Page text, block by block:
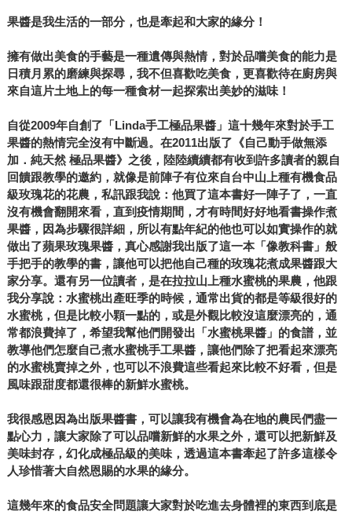
果醬是我生活的一部分，也是牽起和大家的緣分！
擁有做出美食的手藝是一種遺傳與熱情，對於品嚐美食的能力是
日積月累的磨練與探尋，我不但喜歡吃美食，更喜歡待在廚房與
來自這片土地上的每一種食材一起探索出美妙的滋味！
自從2009年自創了「Linda手工極品果醬」這十幾年來對於手工
果醬的熱情完全沒有中斷過。在2011出版了《自己動手做無添
加．純天然 極品果醬》之後，陸陸續續都有收到許多讀者的親自
回饋跟教學的邀約，就像是前陣子有位來自台中山上種有機食品
級玫瑰花的花農，私訊跟我說：他買了這本書好一陣子了，一直
沒有機會翻開來看，直到疫情期間，才有時間好好地看書操作煮
果醬，因為步驟很詳細，所以有點年紀的他也可以如實操作的就
做出了蘋果玫瑰果醬，真心感謝我出版了這一本「像教科書」般
手把手的教學的書，讓他可以把他自己種的玫瑰花煮成果醬跟大
家分享。還有另一位讀者，是在拉拉山上種水蜜桃的果農，他跟
我分享說：水蜜桃出產旺季的時候，通常出貨的都是等級很好的
水蜜桃，但是比較小顆一點的，或是外觀比較沒這麼漂亮的，通
常都浪費掉了，希望我幫他們開發出「水蜜桃果醬」的食譜，並
教導他們怎麼自己煮水蜜桃手工果醬，讓他們除了把看起來漂亮
的水蜜桃賣掉之外，也可以不浪費這些看起來比較不好看，但是
風味跟甜度都還很棒的新鮮水蜜桃。
我很感恩因為出版果醬書，可以讓我有機會為在地的農民們盡一
點心力，讓大家除了可以品嚐新鮮的水果之外，還可以把新鮮及
美味封存，幻化成極品級的美味，透過這本書牽起了許多這樣令
人珍惜著大自然恩賜的水果的緣分。
這幾年來的食品安全問題讓大家對於吃進去身體裡的東西到底是